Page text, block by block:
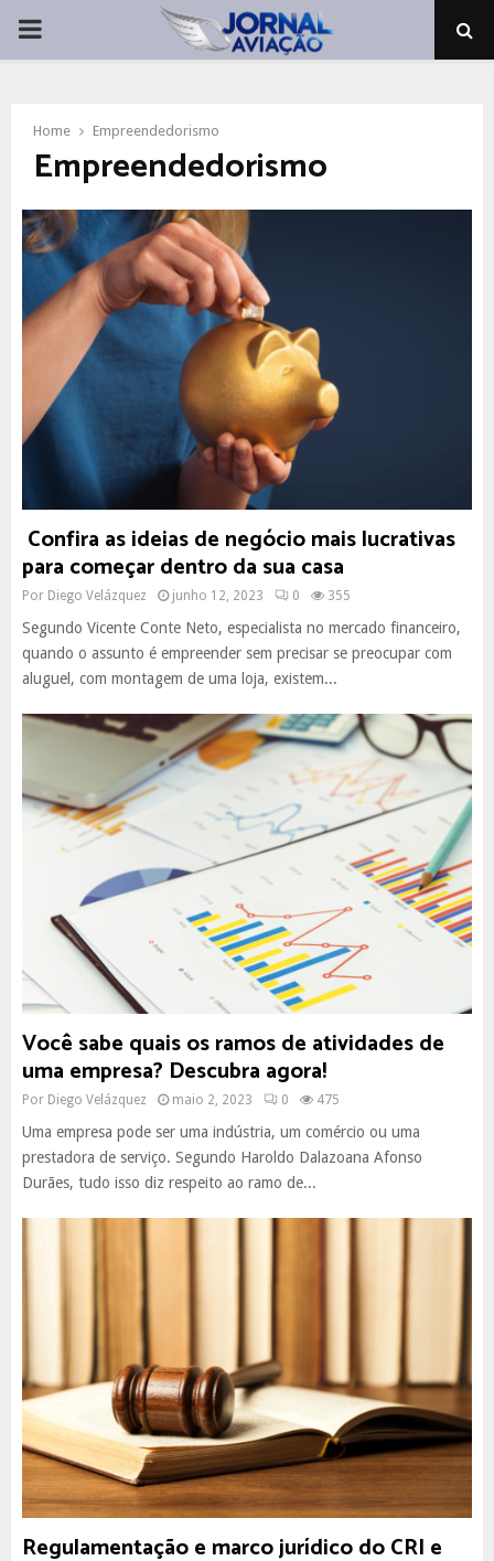
PRIMARY
Home Empreendedorismo
Empreendedorismo
Confira as ideias de negócio mais lucrativas
para começar dentro da sua casa
Por Diego Velázquez junho 12, 2023 0 355
Segundo Vicente Conte Neto, especialista no mercado financeiro,
quando o assunto é empreender sem precisar se preocupar com
aluguel, com montagem de uma loja, existem...
Você sabe quais os ramos de atividades de
uma empresa? Descubra agora!
Por Diego Velázquez maio 2, 2023 0 475
Uma empresa pode ser uma indústria, um comércio ou uma
prestadora de serviço. Segundo Haroldo Dalazoana Afonso
Durães, tudo isso diz respeito ao ramo de...
Regulamentação e marco jurídico do CRI e